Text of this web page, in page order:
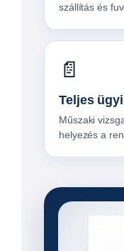
szállítás és
📄
Teljes
Műszaki
helyezés a